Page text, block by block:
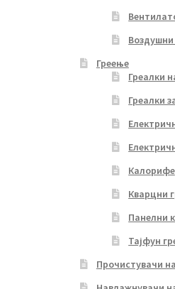
Греење
Греалки
Греалки
Кварцни
Панелни
Тајфун
Прочистувачи